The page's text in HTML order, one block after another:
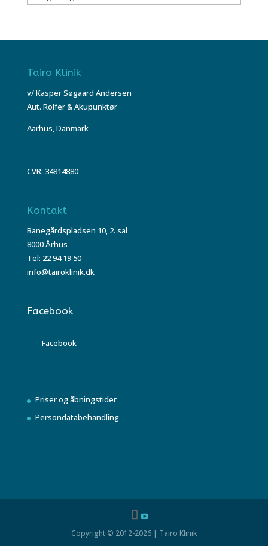
Tairo Klinik
v/ Kasper Søgaard Andersen
Aut. Rolfer & Akupunktør
Aarhus, Danmark
CVR: 34814880
Kontakt
Banegårdspladsen 10, 2. sal
8000 Århus
Tel: 22 94 19 50
info@tairoklinik.dk
Facebook
Facebook
Priser og åbningstider
Persondatabehandling
Copyright © 2012-2026 | Tairo Klinik